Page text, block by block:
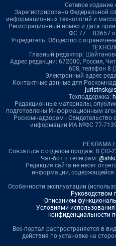
Сетевое издание
Зарегистрировано Федеральной
информационных технологий и
Регистрационный номер и дата
ФС 77 – 83657
Учредитель: Общество с
Главный редактор:
Адрес редакции: 672000, Россия,
608, телефон 8
Электронный адрес
Контактные данные для
Техподдержка:
Редакционные материалы,
подготовлены Информационным
Роскомнадзором - Свидетельство
информации ИА №ФС 77-
РЕКЛАМА
Связаться с отделом продаж: 8 (30-
Чат-бот в телеграм:
Редакция сайта не несет
информации, содержащейся
Особенности эксплуатации
Руководством
Описанием
Условиями использования
конфиденциальности
Веб-портал распространяется в
действия по установке на